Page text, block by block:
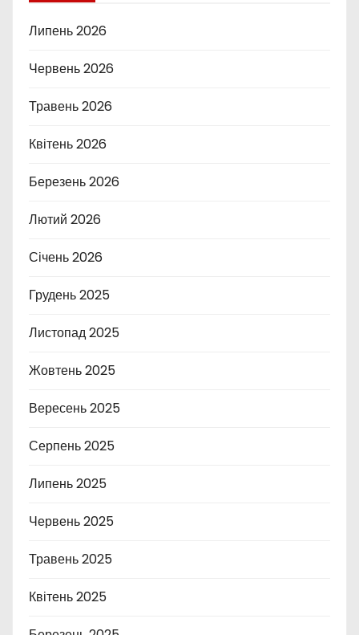
Липень 2026
Червень 2026
Травень 2026
Квітень 2026
Березень 2026
Лютий 2026
Січень 2026
Грудень 2025
Листопад 2025
Жовтень 2025
Вересень 2025
Серпень 2025
Липень 2025
Червень 2025
Травень 2025
Квітень 2025